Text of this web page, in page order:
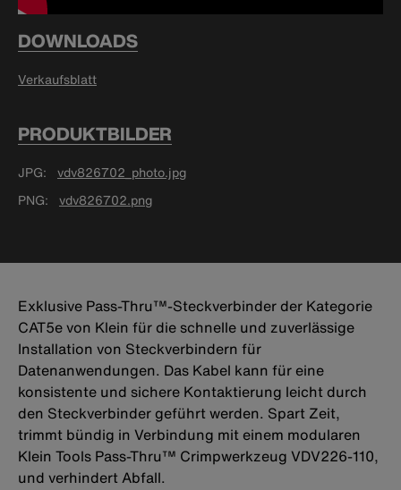
DOWNLOADS
Verkaufsblatt
PRODUKTBILDER
JPG
vdv826702_photo.jpg
PNG
vdv826702.png
Exklusive Pass-Thru™-Steckverbinder der Kategorie
CAT5e von Klein für die schnelle und zuverlässige
Installation von Steckverbindern für
Datenanwendungen. Das Kabel kann für eine
konsistente und sichere Kontaktierung leicht durch
den Steckverbinder geführt werden. Spart Zeit,
trimmt bündig in Verbindung mit einem modularen
Klein Tools Pass-Thru™ Crimpwerkzeug VDV226-110,
und verhindert Abfall.